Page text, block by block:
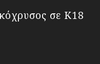
σε Κ18